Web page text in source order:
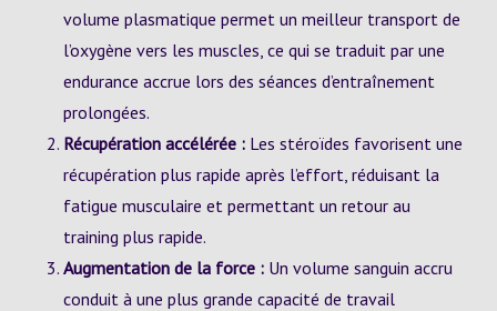
volume plasmatique permet un meilleur transport de
l’oxygène vers les muscles, ce qui se traduit par une
endurance accrue lors des séances d’entraînement
prolongées.
Récupération accélérée :Les stéroïdes favorisent une
récupération plus rapide après l’effort, réduisant la
fatigue musculaire et permettant un retour au
training plus rapide.
Augmentation de la force :Un volume sanguin accru
conduit à une plus grande capacité de travail